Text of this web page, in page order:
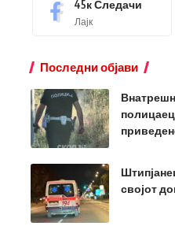
45кСледачи
Лајк
Последни објави
својот